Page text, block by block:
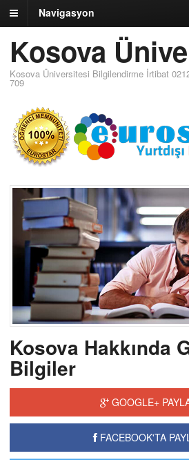
Navigasyon
Kosova
Kosova Üniversitesi Bilgilendirme İrtibat
709
Kosova Hakkında
Bilgiler
GOOGLE+
FACEBOOK'TA